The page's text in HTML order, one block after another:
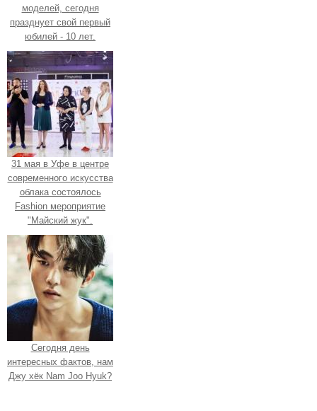
моделей, сегодня
празднует свой первый
юбилей - 10 лет.
31 мая в Уфе в центре
современного искусства
облака состоялось
Fashion мероприятие
"Майский жук".
Сегодня день
интересных фактов, нам
Джу хёк Nam Joo Hyuk?